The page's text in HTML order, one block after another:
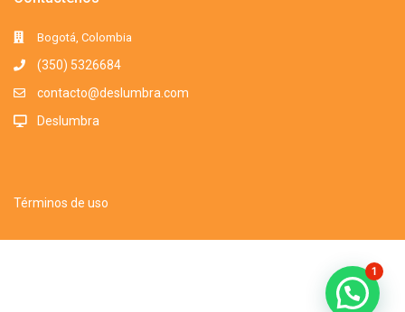
Bogotá, Colombia
(350) 5326684
contacto@deslumbra.com
Deslumbra
Términos de uso
Todos los derechos reservados. Somos una marca registrada. 2016- 1